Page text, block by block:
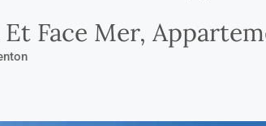
Face Mer,